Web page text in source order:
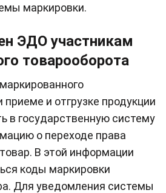
маркировки.
ЭДО участникам
товарооборота
приеме и отгрузке продукции
в государственную систему
о переходе права
В этой информации
коды маркировки
Для уведомления системы